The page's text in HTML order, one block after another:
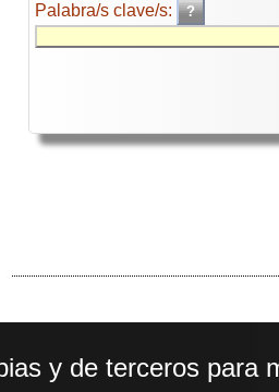
Palabra/s clave/s:
y de terceros para